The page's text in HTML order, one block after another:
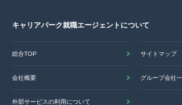
キャリアパーク就職エージェントについて
総合TOP サイトマップ
会社概要 グループ会社
外部サービスの利用について